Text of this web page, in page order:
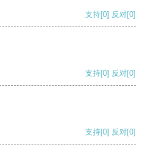
支持[0] 反对[0]
支持[0] 反对[0]
支持[0] 反对[0]